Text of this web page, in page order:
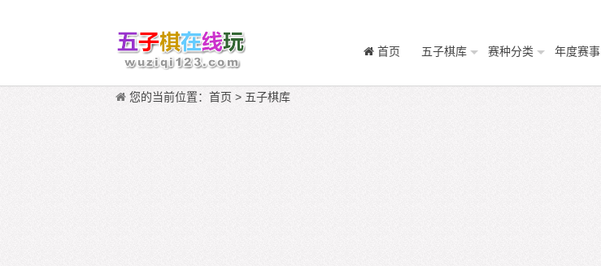
首页 五子棋库 赛种分类 年度赛事
您的当前位置： 首页 > 五子棋库